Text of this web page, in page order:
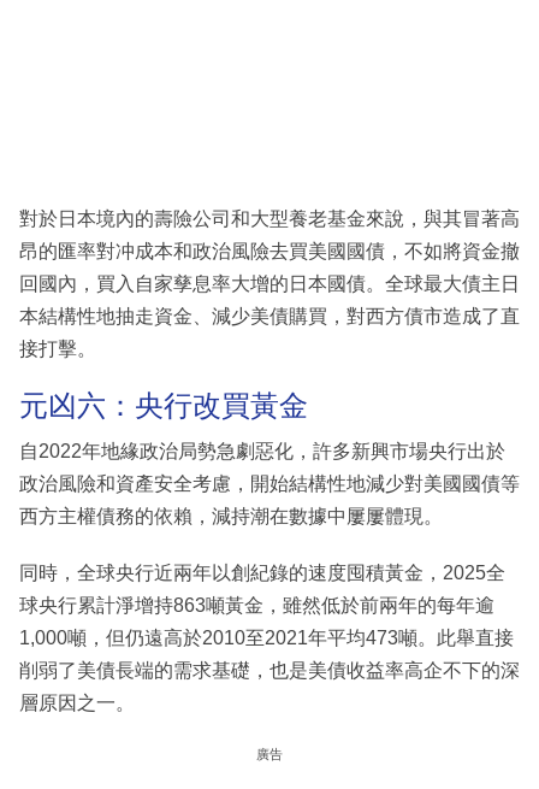
對於日本境內的壽險公司和大型養老基金來說，與其冒著高
昂的匯率對冲成本和政治風險去買美國國債，不如將資金撤
回國內，買入自家孳息率大增的日本國債。全球最大債主日
本結構性地抽走資金、減少美債購買，對西方債市造成了直
接打擊。
元凶六：央行改買黃金
自2022年地緣政治局勢急劇惡化，許多新興市場央行出於
政治風險和資產安全考慮，開始結構性地減少對美國國債等
西方主權債務的依賴，減持潮在數據中屢屢體現。
同時，全球央行近兩年以創紀錄的速度囤積黃金，2025全
球央行累計淨增持863噸黃金，雖然低於前兩年的每年逾
1,000噸，但仍遠高於2010至2021年平均473噸。此舉直接
削弱了美債長端的需求基礎，也是美債收益率高企不下的深
層原因之一。
廣告